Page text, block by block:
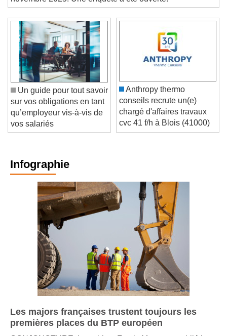
novembre 2025. Une enquête a été ouverte.
Un guide pour tout savoir
sur vos obligations en tant
qu’employeur vis-à-vis de
vos salariés
Anthropy thermo
conseils recrute un(e)
chargé d'affaires travaux
cvc 41 f/h à Blois (41000)
Infographie
Les majors françaises trustent toujours les
premières places du BTP européen